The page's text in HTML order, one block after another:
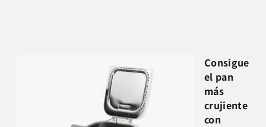
Consigue
el pan
más
crujiente
con